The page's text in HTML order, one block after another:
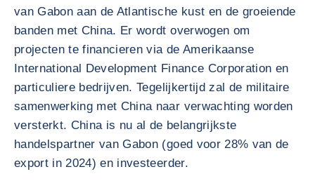
van Gabon aan de Atlantische kust en de groeiende
banden met China. Er wordt overwogen om
projecten te financieren via de Amerikaanse
International Development Finance Corporation en
particuliere bedrijven. Tegelijkertijd zal de militaire
samenwerking met China naar verwachting worden
versterkt. China is nu al de belangrijkste
handelspartner van Gabon (goed voor 28% van de
export in 2024) en investeerder.